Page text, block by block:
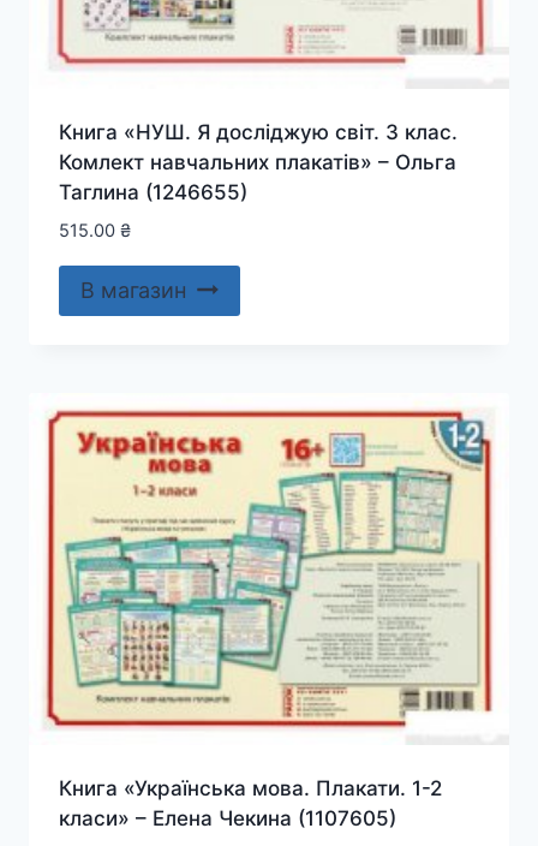
Книга «НУШ. Я досліджую світ. 3 клас.
Комлект навчальних плакатiв» – Ольга
Таглина (1246655)
515.00 ₴
В магазин
Книга «Українська мова. Плакати. 1-2
класи» – Елена Чекина (1107605)